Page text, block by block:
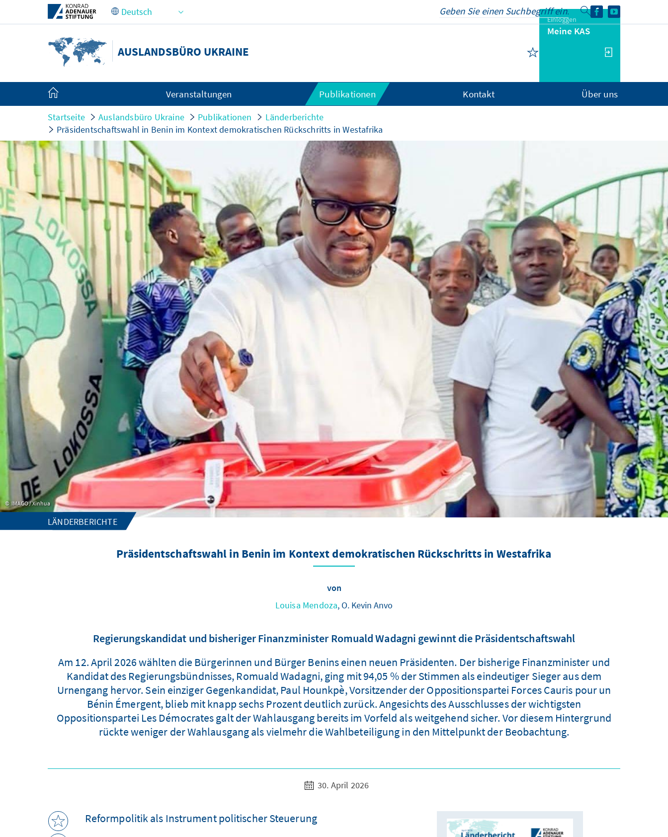
Zum Hauptinhalt springen
AUSLANDSBÜRO UKRAINE
Einloggen
Meine KAS
Veranstaltungen Publikationen Kontakt Über uns
Startseite Auslandsbüro Ukraine Publikationen
Länderberichte
Präsidentschaftswahl in Benin im Kontext demokratischen Rückschritts in Westafrika
IMAGO / Xinhua
LÄNDERBERICHTE
Präsidentschaftswahl in Benin im Kontext demokratischen Rückschritts in Westafrika
von
Louisa Mendoza, O. Kevin Anvo
Regierungskandidat und bisheriger Finanzminister Romuald Wadagni gewinnt die Präsidentschaftswahl
Am 12. April 2026 wählten die Bürgerinnen und Bürger Benins einen neuen Präsidenten. Der bisherige Finanzminister und
Kandidat des Regierungsbündnisses, Romuald Wadagni, ging mit 94,05 % der Stimmen als eindeutiger Sieger aus dem
Urnengang hervor. Sein einziger Gegenkandidat, Paul Hounkpè, Vorsitzender der Oppositionspartei Forces Cauris pour un
Bénin Émergent, blieb mit knapp sechs Prozent deutlich zurück. Angesichts des Ausschlusses der wichtigsten
Oppositionspartei Les Démocrates galt der Wahlausgang bereits im Vorfeld als weitgehend sicher. Vor diesem Hintergrund
rückte weniger der Wahlausgang als vielmehr die Wahlbeteiligung in den Mittelpunkt der Beobachtung.
30. April 2026
Reformpolitik als Instrument politischer Steuerung